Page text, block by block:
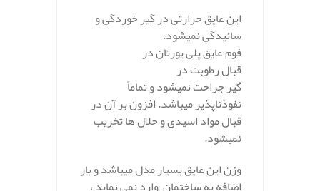
این عایق حرارتی در گیر خوردگی و
سائیدگی نمیشود.
فوم عایق پلی یورتان در
قبال رطوبت در
گیر جراحت نمیشود و تماماً
نفوذناپذیر میباشد. افزون بر آن در
قبال مواد اسیدی و حلال ها تخریب
نمیشود.
وزن این عایق بسیار مدل میباشد و بار